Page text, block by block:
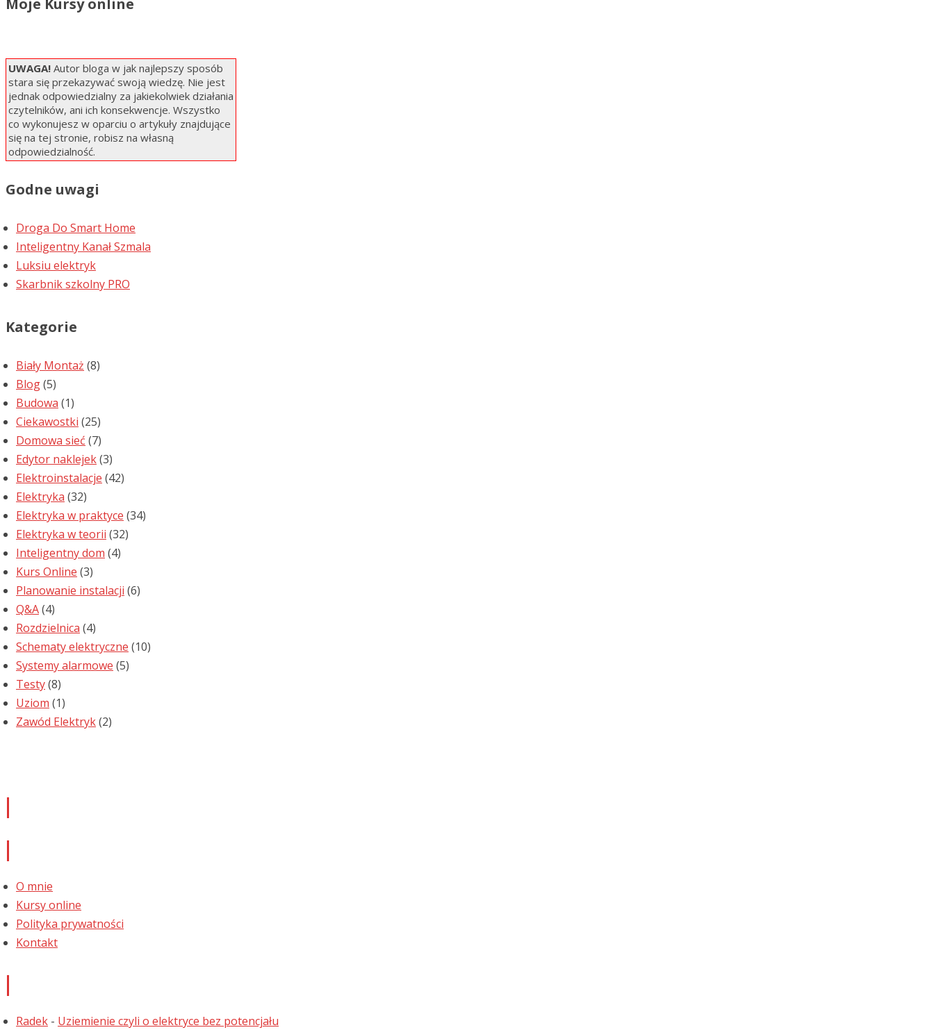
Moje Kursy online
UWAGA! Autor bloga w jak najlepszy sposób
stara się przekazywać swoją wiedzę. Nie jest
jednak odpowiedzialny za jakiekolwiek działania
czytelników, ani ich konsekwencje. Wszystko
co wykonujesz w oparciu o artykuły znajdujące
się na tej stronie, robisz na własną
odpowiedzialność.
Godne uwagi
Droga Do Smart Home
Inteligentny Kanał Szmala
Luksiu elektryk
Skarbnik szkolny PRO
Kategorie
Biały Montaż (8)
Blog(5)
Budowa (1)
Ciekawostki (25)
Domowa sieć (7)
Edytor naklejek(3)
Elektroinstalacje (42)
Elektryka (32)
Elektryka w praktyce (34)
Elektryka w teorii (32)
Inteligentny dom (4)
Kurs Online (3)
Planowanie instalacji (6)
Q&A(4)
Rozdzielnica (4)
Schematy elektryczne (10)
Systemy alarmowe (5)
Testy(8)
Uziom (1)
Zawód Elektryk(2)
O mnie
Kursy online
Polityka prywatności
Kontakt
Radek - Uziemienie czyli o elektryce bez potencjału